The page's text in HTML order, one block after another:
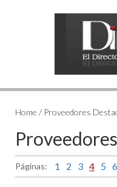
Home / Proveedores
Páginas: 1 2 3 4 5 6